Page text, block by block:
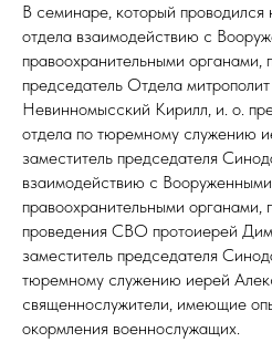
В семинаре, который
отдела взаимодействию с
правоохранительными органами,
председатель Отдела
Невинномысский Кирилл, и. о.
отдела по тюремному служению
заместитель председателя
взаимодействию с
правоохранительными органами,
проведения СВО протоиерей
заместитель председателя
тюремному служению иерей
священнослужители, имеющие
окормления военнослужащих.